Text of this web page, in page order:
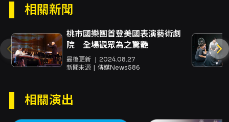
表演風格與看點 SIRUP 擅長以變化自如的唱腔在
搖擺的 R&B 旋律中加入輕饒舌元素，代表作包括
〈LOOP〉與〈Do Well〉等。2025 年發行第
三張專輯《OWARI DIARY》，本次巡演延伸自
日本「TURN THE PAGE」巡迴，將在台北以樂
團編制演出，呈現他多面向的音樂樣貌。 影音參
考 - 官方 YouTube 影片（頁面嵌入）：
- 官方 YouTube 影片（頁面嵌入）：
https://www.youtube.com/embed/
- 官方 YouTube 影片（頁面嵌入）：
相關新聞
桃市國樂團首登美國表演藝術劇
院 全場觀眾為之驚艷
最後更新
2024.08.27
新聞來源
傳媒News586
相關演出